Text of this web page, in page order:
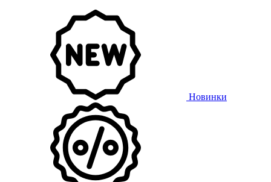
Новинки